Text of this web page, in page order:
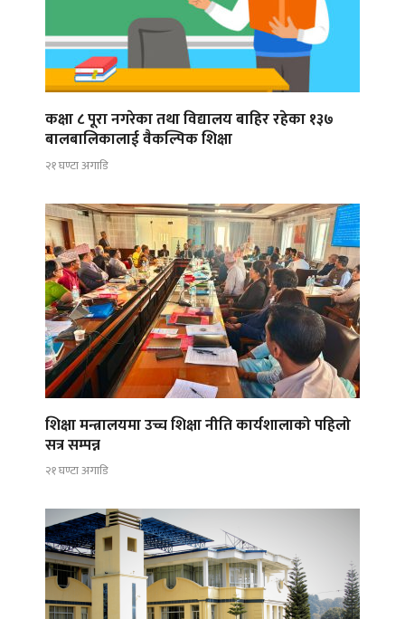
कक्षा ८ पूरा नगरेका तथा विद्यालय बाहिर रहेका १३७
बालबालिकालाई वैकल्पिक शिक्षा
२१ घण्टा अगाडि
शिक्षा मन्त्रालयमा उच्च शिक्षा नीति कार्यशालाको पहिलो
सत्र सम्पन्न
२१ घण्टा अगाडि